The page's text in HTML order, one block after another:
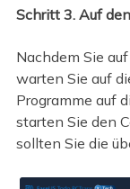
Schritt 3. Auf
Nachdem Sie
warten Sie auf
Programme auf
starten Sie den
sollten Sie die